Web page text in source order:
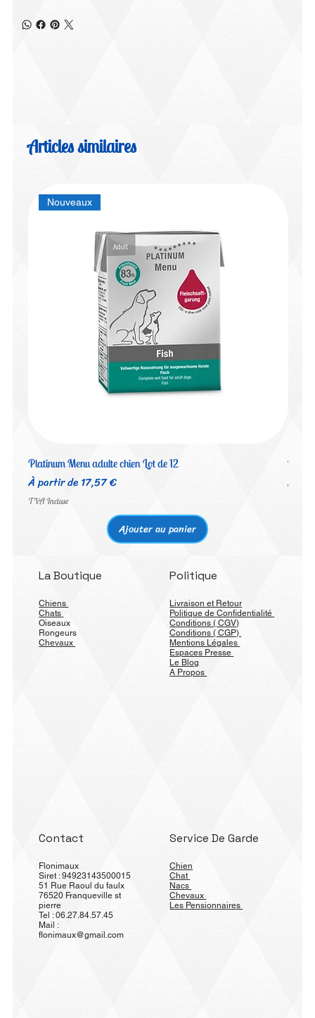
Articles similaires
Nouveaux
Platinum Menu adulte chien Lot de 12
À partir de17,57 €
Prix promotionnel
TVA Incluse
Ajouter au panier
À
Prix
TVA
La Boutique
Chiens
Chats
Oiseaux
Rongeurs
Chevaux
Politique
Livraison et Retour
Politique de Confidentialité
Conditions ( CGV)
Conditions ( CGP)
Mentions Légales
Espaces Presse
Le Blog
A Propos
Contact
Flonimaux
Siret : 94923143500015
51 Rue Raoul du faulx
76520 Franqueville st
pierre
Tel : 06.27.84.57.45
Mail :
flonimaux@gmail.com
Service De Garde
Chien
Chat
Nacs
Chevaux
Les Pensionnaires